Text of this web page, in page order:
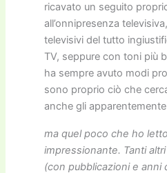
ricavato un seguito
all’onnipresenza
televisivi del tutto
TV, seppure con toni più
ha sempre avuto modi
sono proprio ciò che
anche gli
ma quel poco che ho
impressionante. Tanti
(con pubblicazioni e anni